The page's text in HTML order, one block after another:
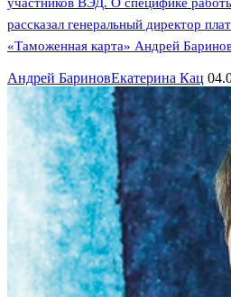
рассказал генеральный директор
«Таможенная карта» Андрей
Андрей БариновЕкатерина Кац